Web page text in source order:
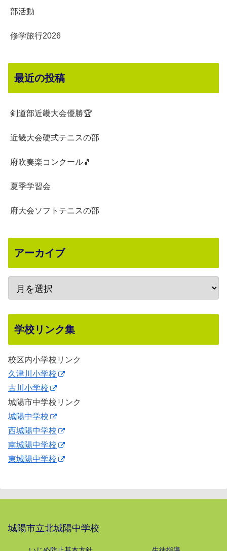
部活動
修学旅行2026
最近の投稿
剣道部近畿大会優勝🏆
近畿大会硬式テニスの部
府吹奏楽コンクール🎵
夏季学習会
府大会ソフトテニスの部
アーカイブ
学校リンク集
校区内小学校リンク
久津川小学校
古川小学校
城陽市中学校リンク
城陽中学校
西城陽中学校
南城陽中学校
東城陽中学校
城陽市立北城陽中学校